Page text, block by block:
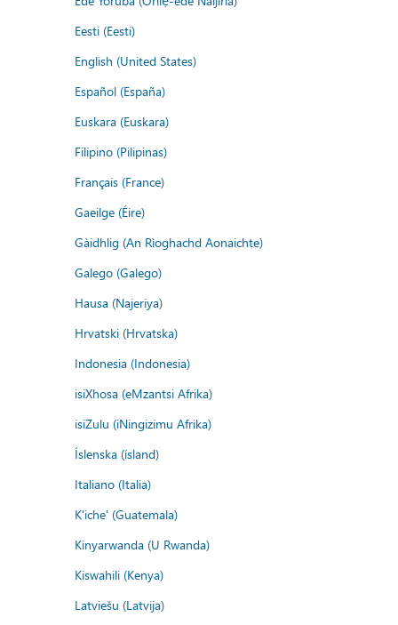
Eesti (Eesti)
English (United States)
Español (España)
Euskara (Euskara)
Filipino (Pilipinas)
Français (France)
Gaeilge (Éire)
Gàidhlig (An Rìoghachd Aonaichte)
Galego (Galego)
Hausa (Najeriya)
Hrvatski (Hrvatska)
Indonesia (Indonesia)
isiXhosa (eMzantsi Afrika)
isiZulu (iNingizimu Afrika)
Íslenska (ísland)
Italiano (Italia)
K'iche' (Guatemala)
Kinyarwanda (U Rwanda)
Kiswahili (Kenya)
Latviešu (Latvija)